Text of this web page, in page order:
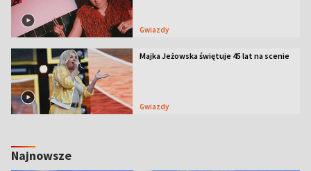
Gwiazdy
Majka Jeżowska świętuje 45 lat na scenie
Gwiazdy
Najnowsze